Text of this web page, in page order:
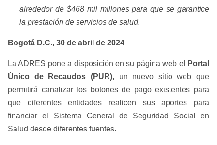
alrededor de $468 mil millones para que se garantice
la prestación de servicios de salud.
Bogotá D.C., 30 de abril de 2024
La ADRES pone a disposición en su página web el
Portal
Único de Recaudos (PUR),un nuevo sitio web que
permitirá canalizar los botones de pago existentes para
que diferentes entidades realicen sus aportes para
financiar el Sistema General de Seguridad Social en
Salud desde diferentes fuentes.